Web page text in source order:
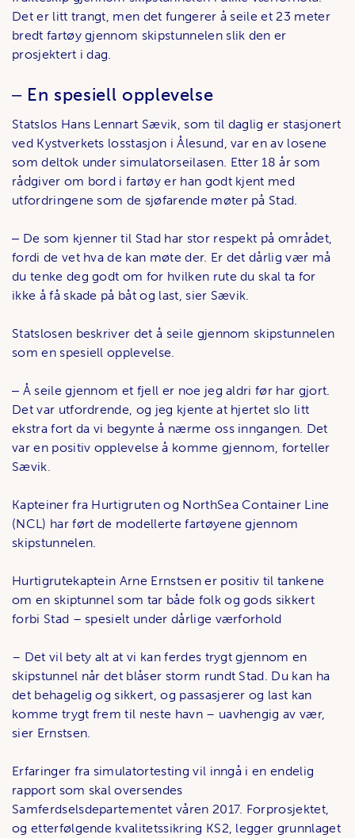
Det er litt trangt, men det fungerer å seile et 23 meter
bredt fartøy gjennom skipstunnelen slik den er
prosjektert i dag.
‒ En spesiell opplevelse
Statslos Hans Lennart Sævik, som til daglig er stasjonert
ved Kystverkets losstasjon i Ålesund, var en av losene
som deltok under simulatorseilasen. Etter 18 år som
rådgiver om bord i fartøy er han godt kjent med
utfordringene som de sjøfarende møter på Stad.
‒ De som kjenner til Stad har stor respekt på området,
fordi de vet hva de kan møte der. Er det dårlig vær må
du tenke deg godt om for hvilken rute du skal ta for
ikke å få skade på båt og last, sier Sævik.
Statslosen beskriver det å seile gjennom skipstunnelen
som en spesiell opplevelse.
‒ Å seile gjennom et fjell er noe jeg aldri før har gjort.
Det var utfordrende, og jeg kjente at hjertet slo litt
ekstra fort da vi begynte å nærme oss inngangen. Det
var en positiv opplevelse å komme gjennom, forteller
Sævik.
Kapteiner fra Hurtigruten og NorthSea Container Line
(NCL) har ført de modellerte fartøyene gjennom
skipstunnelen.
Hurtigrutekaptein Arne Ernstsen er positiv til tankene
om en skiptunnel som tar både folk og gods sikkert
forbi Stad – spesielt under dårlige værforhold
– Det vil bety alt at vi kan ferdes trygt gjennom en
skipstunnel når det blåser storm rundt Stad. Du kan ha
det behagelig og sikkert, og passasjerer og last kan
komme trygt frem til neste havn – uavhengig av vær,
sier Ernstsen.
Erfaringer fra simulatortesting vil inngå i en endelig
rapport som skal oversendes
Samferdselsdepartementet våren 2017. Forprosjektet,
og etterfølgende kvalitetssikring KS2, legger grunnlaget